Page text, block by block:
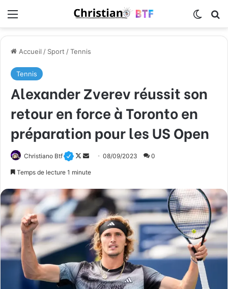
Accueil / Sport /Tennis
Tennis
Alexander Zverev réussit son
retour en force à Toronto en
préparation pour les US Open
Christiano Btf
F
w
o
n
o
e
r
u
n
c
o
08/09/2023 0
Temps de lecture 1 minute